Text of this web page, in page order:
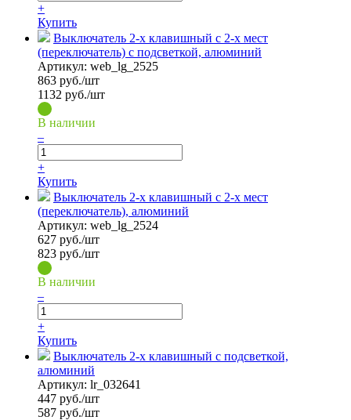
+
Купить
Выключатель 2-х клавишный с 2-х мест
(переключатель) с подсветкой, алюминий
Артикул: web_lg_2525
863 руб./шт
1132 руб./шт
В наличии
–
+
Купить
Выключатель 2-х клавишный с 2-х мест
(переключатель), алюминий
Артикул: web_lg_2524
627 руб./шт
823 руб./шт
В наличии
–
+
Купить
Выключатель 2-х клавишный с подсветкой,
алюминий
Артикул: lr_032641
447 руб./шт
587 руб./шт